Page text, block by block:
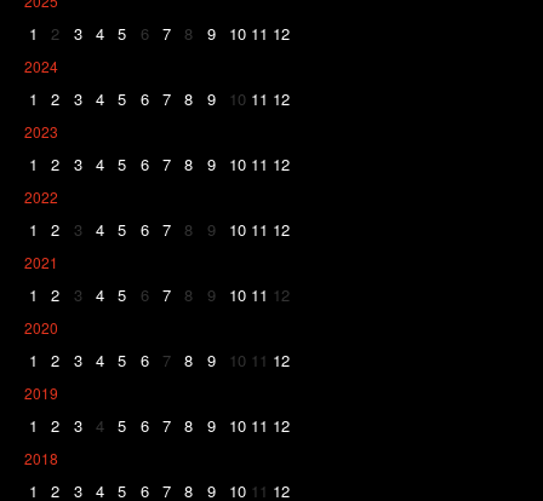
1 2 3 4 5 6 7 8 9 10 11 12
2024
1 2 3 4 5 6 7 8 9 10 11 12
2023
1 2 3 4 5 6 7 8 9 10 11 12
2022
1 2 3 4 5 6 7 8 9 10 11 12
2021
1 2 3 4 5 6 7 8 9 10 11 12
2020
1 2 3 4 5 6 7 8 9 10 11 12
2019
1 2 3 4 5 6 7 8 9 10 11 12
2018
1 2 3 4 5 6 7 8 9 10 11 12